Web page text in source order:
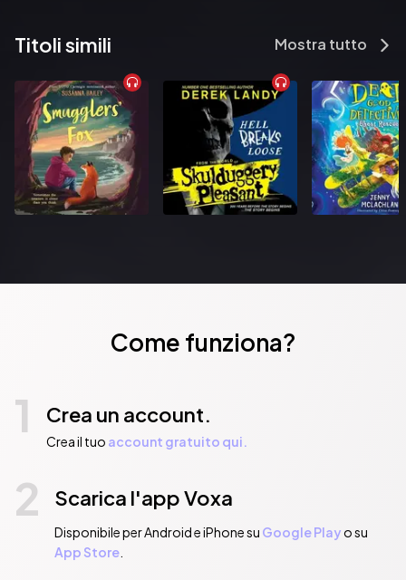
Titoli simili Mostra tutto
Come funziona?
1 Crea un account.
Crea il tuo account gratuito qui.
2 Scarica l'app Voxa
Disponibile per Android e iPhone su Google Playo su
App Store.